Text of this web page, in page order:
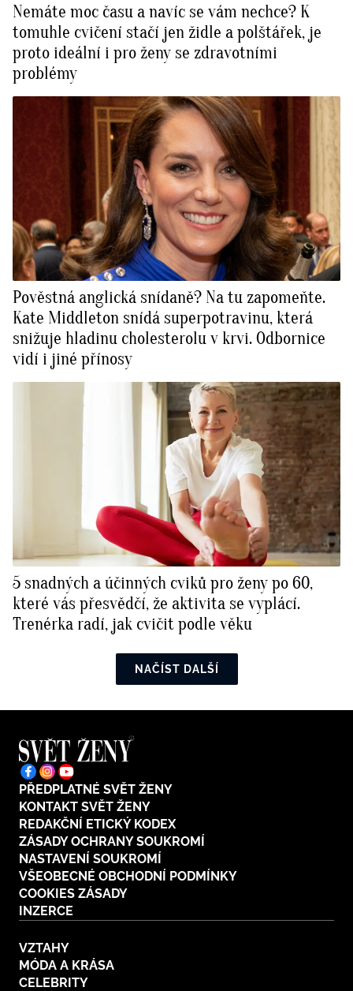
Nemáte moc času a navíc se vám nechce? K
tomuhle cvičení stačí jen židle a polštářek, je
proto ideální i pro ženy se zdravotními
problémy
Pověstná anglická snídaně? Na tu zapomeňte.
Kate Middleton snídá superpotravinu, která
snižuje hladinu cholesterolu v krvi. Odbornice
vidí i jiné přínosy
5 snadných a účinných cviků pro ženy po 60,
které vás přesvědčí, že aktivita se vyplácí.
Trenérka radí, jak cvičit podle věku
NAČÍST DALŠÍ
PŘEDPLATNÉ SVĚT ŽENY
KONTAKT SVĚT ŽENY
REDAKČNÍ ETICKÝ KODEX
ZÁSADY OCHRANY SOUKROMÍ
NASTAVENÍ SOUKROMÍ
VŠEOBECNÉ OBCHODNÍ PODMÍNKY
COOKIES ZÁSADY
INZERCE
VZTAHY
MÓDA A KRÁSA
CELEBRITY